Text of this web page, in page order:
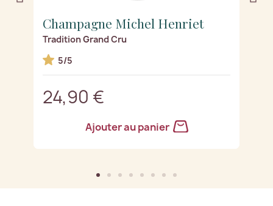
Champagne Michel Henriet
Tradition Grand Cru
5/5
24,90 €
Ajouter au panier